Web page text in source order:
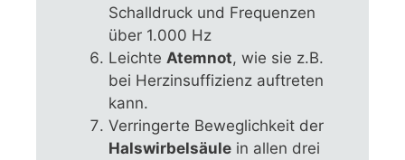
Schalldruck und Frequenzen
über 1.000 Hz
Leichte Atemnot, wie sie z.B.
bei Herzinsuffizienz auftreten
kann.
Verringerte Beweglichkeit der
Halswirbelsäule in allen drei